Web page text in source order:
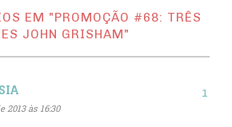
EM "PROMOÇÃO #68: TRÊS
JOHN GRISHAM"
2013 às 16:30